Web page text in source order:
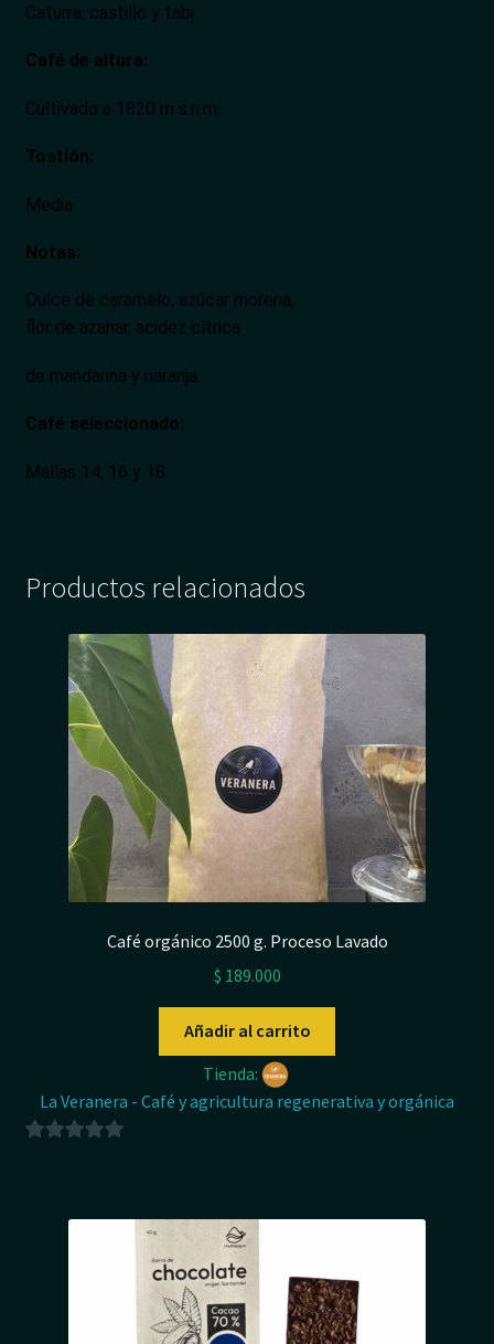
Caturra, castillo y tabi
Café de altura:
Cultivado a 1820 m s.n.m.
Tostión:
Media
Notas:
Dulce de caramelo, azúcar morena,
flor de azahar, acidez cítrica
de mandarina y naranja.
Café seleccionado:
Mallas 14, 16 y 18
Productos relacionados
Café orgánico 2500 g. Proceso Lavado
$ 189.000
Añadir al carrito
Tienda:
La Veranera - Café y agricultura regenerativa y orgánica